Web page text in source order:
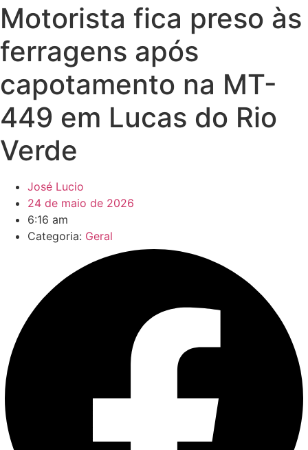
Motorista fica preso às
ferragens após
capotamento na MT-
449 em Lucas do Rio
Verde
José Lucio
24 de maio de 2026
6:16 am
Categoria: Geral